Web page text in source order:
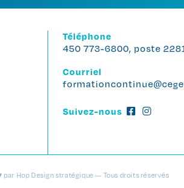
Téléphone
450 773-6800, poste
Courriel
Suivez-nous
Hop Design stratégique — Tous droits réservés